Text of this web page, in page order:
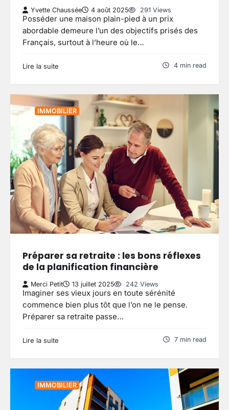
Yvette Chaussée 4 août 2025 291 Views
Posséder une maison plain-pied à un prix
abordable demeure l’un des objectifs prisés des
Français, surtout à l’heure où le…
Lire la suite 4 min read
IMMOBILIER
Préparer sa retraite : les bons réflexes
de la planification financière
Merci Petit 13 juillet 2025 242 Views
Imaginer ses vieux jours en toute sérénité
commence bien plus tôt que l’on ne le pense.
Préparer sa retraite passe…
Lire la suite 7 min read
IMMOBILIER